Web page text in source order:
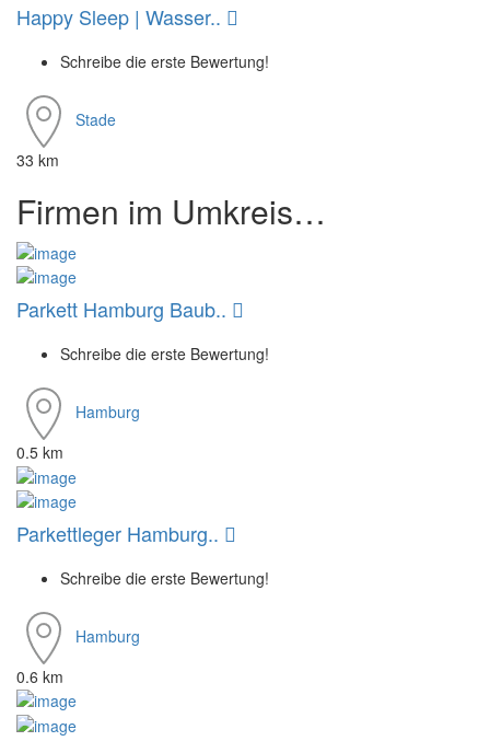
Happy Sleep | Wasser..
Schreibe die erste Bewertung!
Stade
33 km
Firmen im Umkreis…
Parkett Hamburg Baub..
Schreibe die erste Bewertung!
Hamburg
0.5 km
Parkettleger Hamburg..
Schreibe die erste Bewertung!
Hamburg
0.6 km